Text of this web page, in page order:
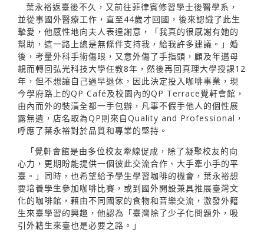
葉永裕返臺後不久，又前往菲律賓修習學士後醫學系，
並從事國外醫療工作，直至44歲才回國，後來認識了此生
摯愛，他感性地向夫人表達謝意，「我真的很感謝有她的
幫助，這一路上總是無條件支持我，給我許多建議。」婚
後，考量外科手術傷眼，又意外傷了手指頭，顧及年邁母
親而轉回弘光科技大學任教8年，然後再回真理大學授課12
年，但不想讓自己過早退休，因此決定投入咖啡事業，現
今學府路上的QP Café及校園內的QP Terrace覺軒會館，
由內而外的裝潢全都一手包辦，凡事不假手他人的個性展
露無遺，店名取為QP則來自Quality and Professional，
呼應了葉永裕對於品質和專業的堅持。
「覺軒會館是由多位校友牽線促成，除了凝聚校友的向
心力，更期盼能提供一個彼此交流合作、大手牽小手的平
臺。」同時，也希望給予學生學習咖啡的機會，葉永裕想
要培養學生參加咖啡比賽，或到國外開設兼具推展臺灣文
化的咖啡館，藉由不同國家的食物和音樂交流，激發外籍
生來臺學習的興趣，他認為「臺灣除了少子化問題外，吸
引外籍生來臺也是必要之路。」